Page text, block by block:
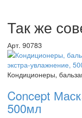
Так же
Арт. 90783
Кондиционеры,
Concept
500мл